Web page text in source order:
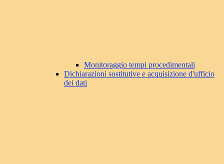
Monitoraggio tempi procedimentali
Dichiarazioni sostitutive e acquisizione d'ufficio
dei dati